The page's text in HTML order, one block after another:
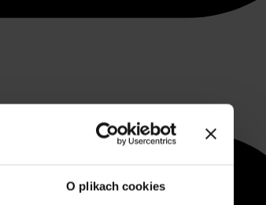
O plikach cookies